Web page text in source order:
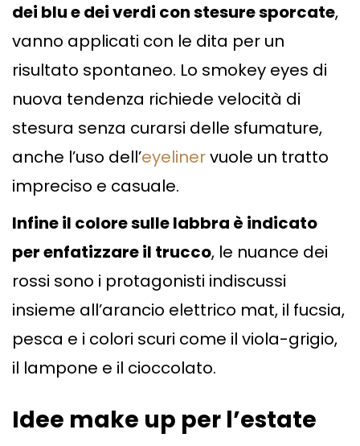
dei blu e dei verdi con stesure sporcate,
vanno applicati con le dita per un
risultato spontaneo. Lo smokey eyes di
nuova tendenza richiede velocità di
stesura senza curarsi delle sfumature,
anche l’uso dell’eyelinervuole un tratto
impreciso e casuale.
Infine il colore sulle labbra è indicato
per enfatizzare il trucco, le nuance dei
rossi sono i protagonisti indiscussi
insieme all’arancio elettrico mat, il fucsia,
pesca e i colori scuri come il viola-grigio,
il lampone e il cioccolato.
Idee make up per l’estate